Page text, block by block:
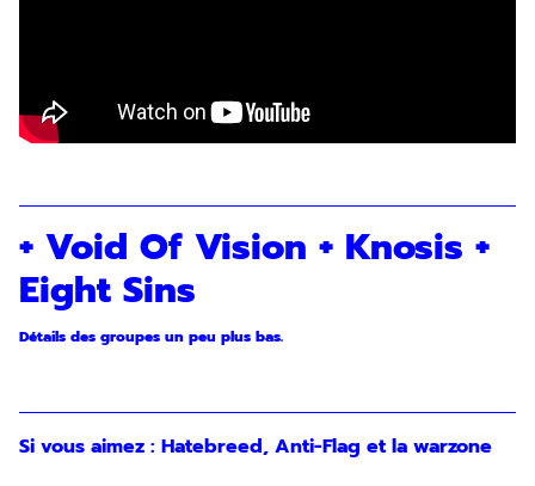
+ Void Of Vision + Knosis +
Eight Sins
Détails des groupes un peu plus bas.
Si vous aimez : Hatebreed, Anti-Flag et la warzone